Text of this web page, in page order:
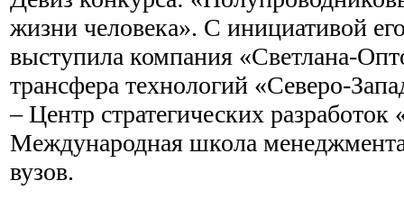
жизни человека». С инициативой
выступила компания «Светлана-
трансфера технологий «Северо-
– Центр стратегических разработок
Международная школа
вузов.